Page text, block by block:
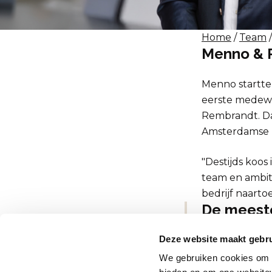
Deze website maakt
We gebruiken cookies
Home / Team
Menno &
Menno
eerste
Rembrandt.
"Destijds
team en
bedrijf
De
Dit